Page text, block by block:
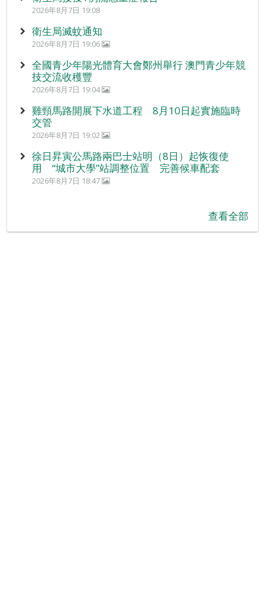
2026年8月7日 19:08
衛生局滅蚊通知
2026年8月7日 19:06
全國青少年陽光體育大會鄭州舉行 澳門青少年競
技交流收穫豐
2026年8月7日 19:04
雞頸馬路開展下水道工程 8月10日起實施臨時
交管
2026年8月7日 19:02
徐日昇寅公馬路兩巴士站明（8日）起恢復使
用 “城市大學”站調整位置 完善候車配套
2026年8月7日 18:47
查看全部